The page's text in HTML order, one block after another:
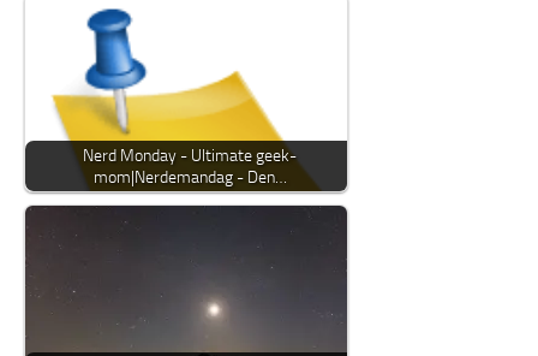
Nerd Monday - Ultimate geek-
mom|Nerdemandag - Den…